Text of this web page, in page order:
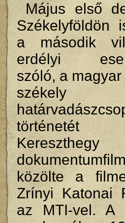
Május első
Székelyföldön
a második
erdélyi
szóló, a
székely
történetét
közölte a
Zrínyi Katonai
az MTI-vel. A